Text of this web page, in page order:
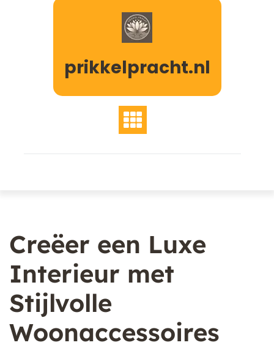
prikkelpracht.nl
Creëer een Luxe
Interieur met
Stijlvolle
Woonaccessoires